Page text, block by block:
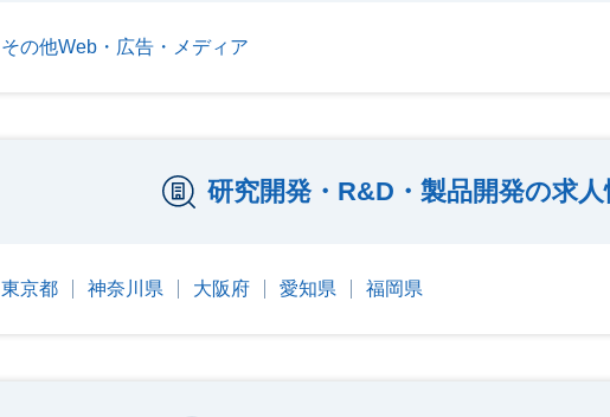
その他Web・広告・メディア
研究開発・R&D・製品開発の求
東京都 神奈川県 大阪府 愛知県 福岡県